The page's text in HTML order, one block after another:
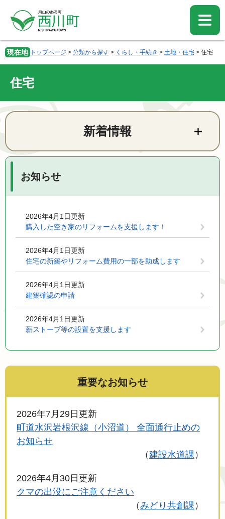
先
頭
す。
を
飛
本
へ
現在地 トップページ > 分類から探す > くらし・手続き > 土地・住宅 > 住宅
住宅
本
新着情報
お知らせ
2026年4月1日更新
購入した空き家のリフォームを支援します！
2026年4月1日更新
住宅の新築やリフォーム費用の一部を助成します
2026年4月1日更新
建築確認の申請
2026年4月1日更新
薪ストーブ等の設置を支援します
重要なお知らせ
2026年7月29日更新
町道水沢岩根沢線（小沼道） 全面通行止めの
お知らせ
建設水道課
2026年4月30日更新
クマの出没にご注意ください
みどり共創課